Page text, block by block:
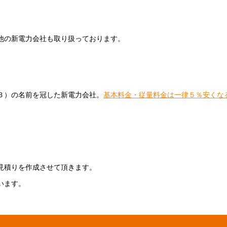
新電力会社も取り扱っております。
の名前を冠した新電力会社。 基本料金・従量料金は一律５％安くな
りを作成させて頂きます。
す。